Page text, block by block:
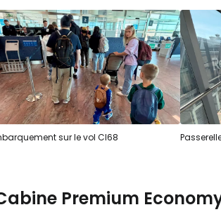
sur le vol CI68
Premium